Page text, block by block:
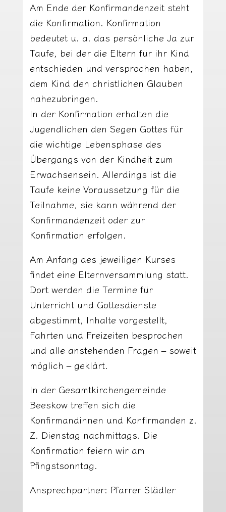
Am Ende der Konfirmandenzeit steht
die Konfirmation. Konfirmation
bedeutet u. a. das persönliche Ja zur
Taufe, bei der die Eltern für ihr Kind
entschieden und versprochen haben,
dem Kind den christlichen Glauben
nahezubringen.
In der Konfirmation erhalten die
Jugendlichen den Segen Gottes für
die wichtige Lebensphase des
Übergangs von der Kindheit zum
Erwachsensein. Allerdings ist die
Taufe keine Voraussetzung für die
Teilnahme, sie kann während der
Konfirmandenzeit oder zur
Konfirmation erfolgen.
Am Anfang des jeweiligen Kurses
findet eine Elternversammlung statt.
Dort werden die Termine für
Unterricht und Gottesdienste
abgestimmt, Inhalte vorgestellt,
Fahrten und Freizeiten besprochen
und alle anstehenden Fragen – soweit
möglich – geklärt.
In der Gesamtkirchengemeinde
Beeskow treffen sich die
Konfirmandinnen und Konfirmanden z.
Z. Dienstag nachmittags. Die
Konfirmation feiern wir am
Pfingstsonntag.
Ansprechpartner: Pfarrer Städler